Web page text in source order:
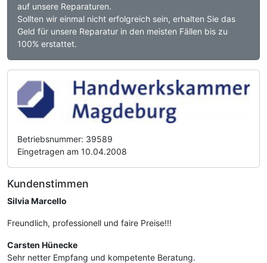
auf unsere Reparaturen.
Sollten wir einmal nicht erfolgreich sein, erhalten Sie das
Geld für unsere Reparatur in den meisten Fällen bis zu
100% erstattet.
Betriebsnummer: 39589
Eingetragen am 10.04.2008
Kundenstimmen
Silvia Marcello
Freundlich, professionell und faire Preise!!!
Carsten Hünecke
Sehr netter Empfang und kompetente Beratung.